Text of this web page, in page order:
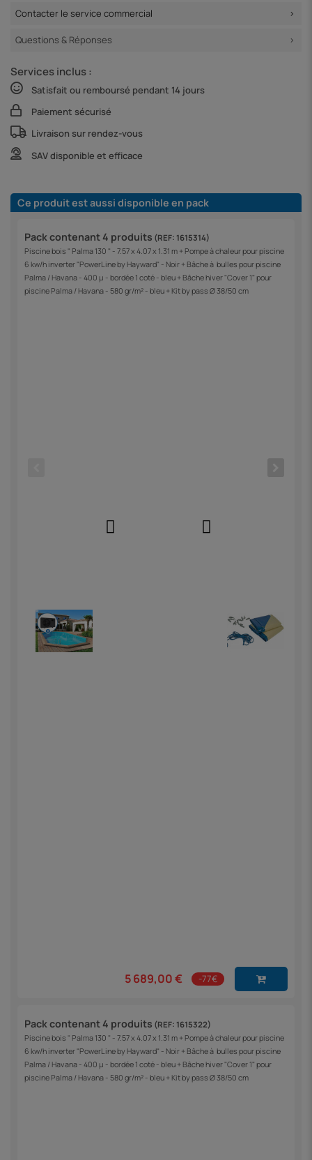
Contacter le service commercial
Questions & Réponses
Services inclus :
Satisfait ou remboursé pendant 14 jours
Paiement sécurisé
Livraison sur rendez-vous
SAV disponible et efficace
Ce produit est aussi disponible en pack
Pack contenant 4 produits (REF: 1615314)
Piscine bois " Palma 130 " - 7.57 x 4.07 x 1.31 m + Pompe à chaleur pour piscine
6 kw/h inverter "PowerLine by Hayward" - Noir + Bâche à bulles pour piscine
Palma / Havana - 400 µ - bordée 1 coté - bleu + Bâche hiver "Cover 1" pour
piscine Palma / Havana - 580 gr/m² - bleu + Kit by pass Ø 38/50 cm
5 689,00 € -77€
Pack contenant 4 produits (REF: 1615322)
Piscine bois " Palma 130 " - 7.57 x 4.07 x 1.31 m + Pompe à chaleur pour piscine
6 kw/h inverter "PowerLine by Hayward" - Noir + Bâche à bulles pour piscine
Palma / Havana - 400 µ - bordée 1 coté - bleu + Bâche hiver "Cover 1" pour
piscine Palma / Havana - 580 gr/m² - bleu + Kit by pass Ø 38/50 cm